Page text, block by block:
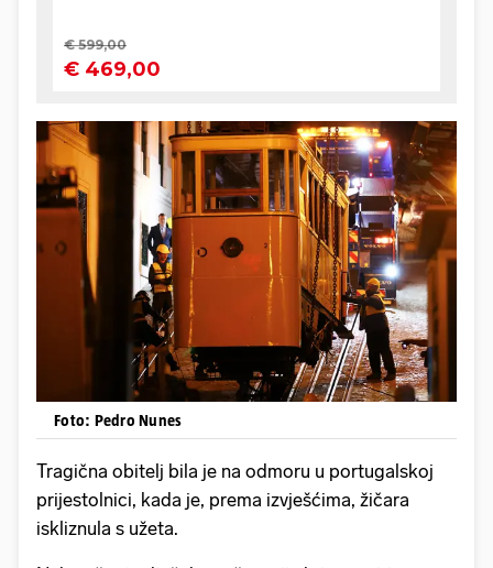
Foto: Pedro Nunes
Tragična obitelj bila je na odmoru u portugalskoj
prijestolnici, kada je, prema izvješćima, žičara
iskliznula s užeta.